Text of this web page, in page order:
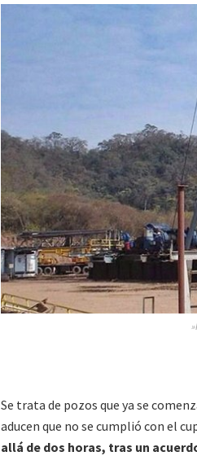
Se trata de pozos que ya se
aducen que no se cumplió con el
allá de dos horas, tras un